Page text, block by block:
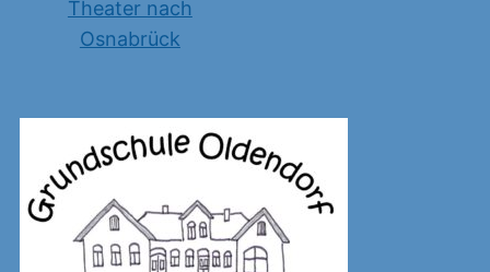
Theater nach
Osnabrück